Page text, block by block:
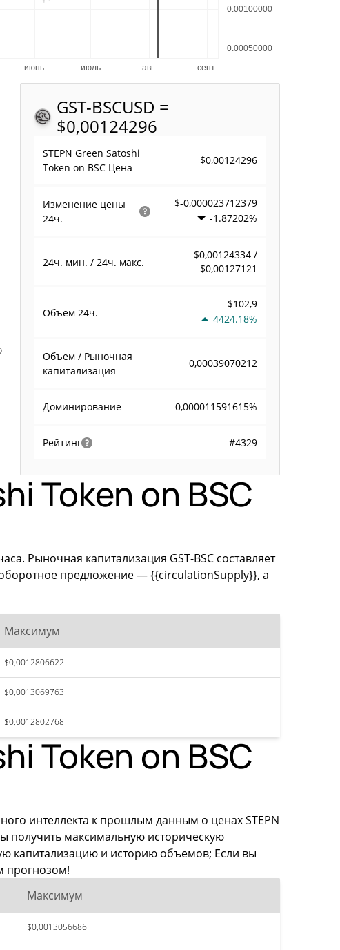
GST-BSCUSD =
$0,00124296
STEPN Green Satoshi
Token on BSC Цена
$0,00124296
Изменение цены
24ч.
$-0,000023712379
-1.87202%
24ч. мин. / 24ч. макс.
$0,00124334 /
$0,00127121
Объем 24ч.
$102,9
4424.18%
Объем / Рыночная
капитализация
0,00039070212
Доминирование 0,000011591615%
Рейтинг #4329
Token on BSC
Рыночная капитализация GST-BSC составляет
оборотное предложение — {{circulationSupply}}, а
Максимум
$0,0012806622
$0,0013069763
$0,0012802768
Token on BSC
интеллекта к прошлым данным о ценах STEPN
получить максимальную историческую
капитализацию и историю объемов; Если вы
прогнозом!
Максимум
$0,0013056686